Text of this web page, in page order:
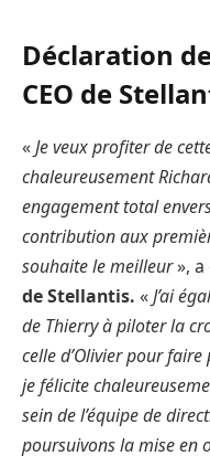
Déclaration
CEO de
«Je veux profiter de
chaleureusement
engagement total
contribution aux
souhaite le meilleur», a
de Stellantis. «J’ai
de Thierry à piloter la
celle d’Olivier pour
je félicite
sein de l’équipe de
poursuivons la mise en